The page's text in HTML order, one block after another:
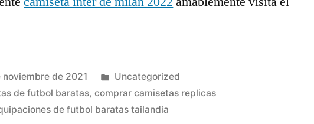
noviembre de 2021
Publicado
en
Uncategorized
de futbol baratas,comprar camisetas replicas
de futbol baratas tailandia